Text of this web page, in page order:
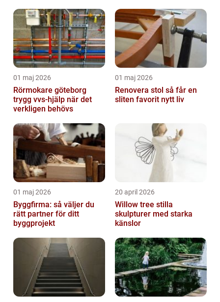
01 maj 2026
Rörmokare göteborg
trygg vvs-hjälp när det
verkligen behövs
01 maj 2026
Renovera stol så får en
sliten favorit nytt liv
01 maj 2026
Byggfirma: så väljer du
rätt partner för ditt
byggprojekt
20 april 2026
Willow tree stilla
skulpturer med starka
känslor